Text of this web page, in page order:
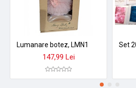
Lumanare botez, LMN1
147,99 Lei